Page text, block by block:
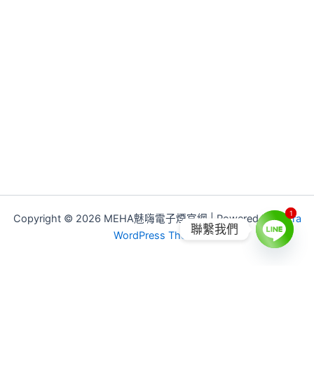
Copyright © 2026 MEHA魅嗨電子煙官網 | Powered byAstra
WordPress Theme聯繫我們
11